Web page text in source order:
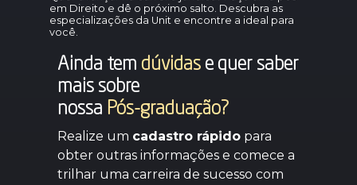
em Direito e dê o próximo salto. Descubra as
especializações da Unit e encontre a ideal para
você.
Ainda tem dúvidas e quer saber
mais sobre
nossa Pós-graduação?
Realize um cadastro rápido para
obter outras informações e comece a
trilhar uma carreira de sucesso com